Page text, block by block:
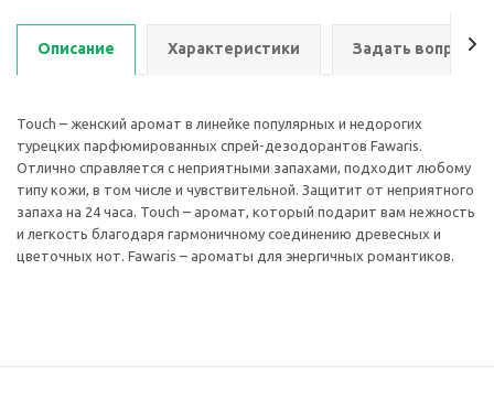
Описание Характеристики Задать вопрос
Touch – женский аромат в линейке популярных и недорогих
турецких парфюмированных спрей-дезодорантов Fawaris.
Отлично справляется с неприятными запахами, подходит любому
типу кожи, в том числе и чувствительной. Защитит от неприятного
запаха на 24 часа. Touch – аромат, который подарит вам нежность
и легкость благодаря гармоничному соединению древесных и
цветочных нот. Fawaris – ароматы для энергичных романтиков.